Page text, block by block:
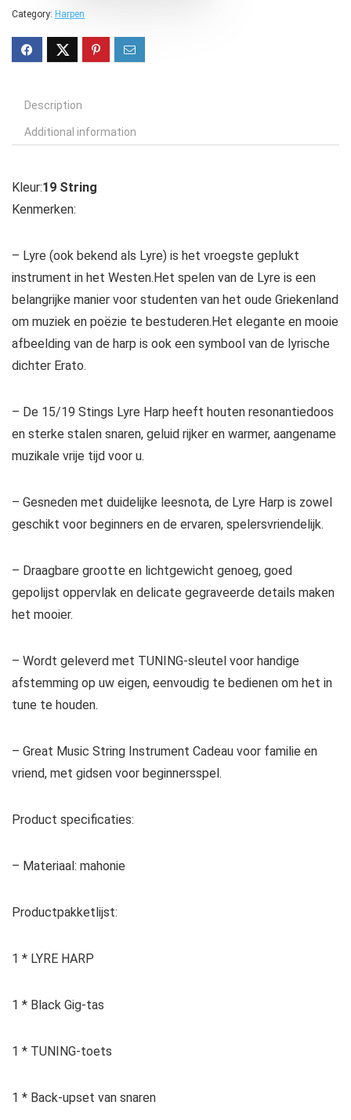
Category: Harpen
Description
Additional information
Kleur:19 String
Kenmerken:
– Lyre (ook bekend als Lyre) is het vroegste geplukt
instrument in het Westen.Het spelen van de Lyre is een
belangrijke manier voor studenten van het oude Griekenland
om muziek en poëzie te bestuderen.Het elegante en mooie
afbeelding van de harp is ook een symbool van de lyrische
dichter Erato.
– De 15/19 Stings Lyre Harp heeft houten resonantiedoos
en sterke stalen snaren, geluid rijker en warmer, aangename
muzikale vrije tijd voor u.
– Gesneden met duidelijke leesnota, de Lyre Harp is zowel
geschikt voor beginners en de ervaren, spelersvriendelijk.
– Draagbare grootte en lichtgewicht genoeg, goed
gepolijst oppervlak en delicate gegraveerde details maken
het mooier.
– Wordt geleverd met TUNING-sleutel voor handige
afstemming op uw eigen, eenvoudig te bedienen om het in
tune te houden.
– Great Music String Instrument Cadeau voor familie en
vriend, met gidsen voor beginnersspel.
Product specificaties:
– Materiaal: mahonie
Productpakketlijst:
1 * LYRE HARP
1 * Black Gig-tas
1 * TUNING-toets
1 * Back-upset van snaren